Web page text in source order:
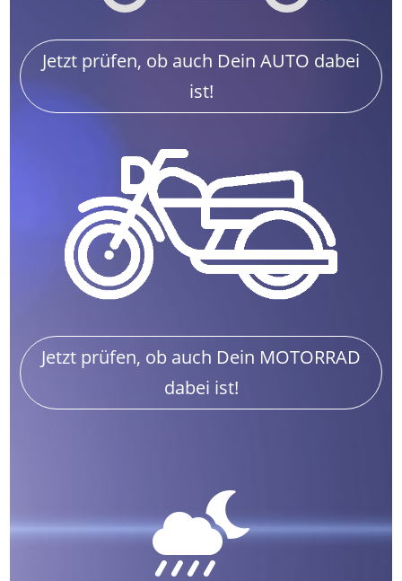
Jetzt prüfen, ob auch Dein AUTO dabei
ist!
Jetzt prüfen, ob auch Dein MOTORRAD
dabei ist!
